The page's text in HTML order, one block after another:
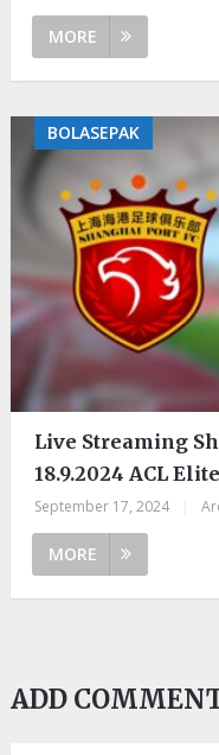
MORE
BOLASEPAK
Live Streaming
18.9.2024 ACL Elite
September 17, 2024
MORE
ADD